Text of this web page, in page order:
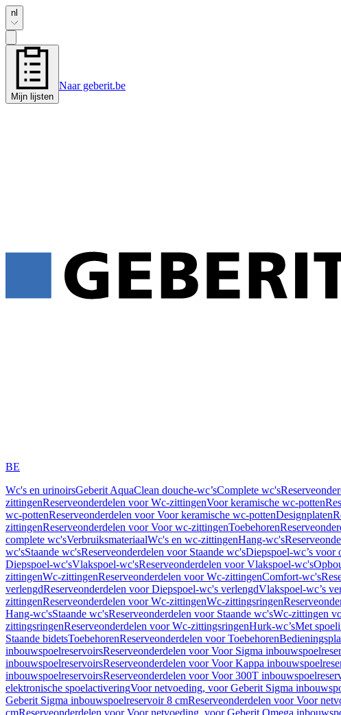
nl
Mijn lijsten
Naar geberit.be
BE
Wc's en urinoirsGeberit AquaClean douche-wc’sComplete wc's
zittingenReserveonderdelen voor Wc-zittingenVoor keramische wc-potten
wc-pottenReserveonderdelen voor Voor keramische wc-pottenDesignplaten
zittingenReserveonderdelen voor Voor wc-zittingenToebehoren
complete wc'sVerbruiksmateriaalWc's en wc-zittingenHang-wc's
wc'sStaande wc'sReserveonderdelen voor Staande wc'sDiepspoel-wc’s voor
Diepspoel-wc'sVlakspoel-wc'sReserveonderdelen voor Vlakspoel-wc's
zittingenWc-zittingenReserveonderdelen voor Wc-zittingenComfort-wc's
verlengdReserveonderdelen voor Diepspoel-wc's verlengdVlakspoel-wc’s
zittingenReserveonderdelen voor Wc-zittingenWc-zittingsringen
Hang-wc'sStaande wc'sReserveonderdelen voor Staande wc'sWc-zittingen
zittingsringenReserveonderdelen voor Wc-zittingsringenHurk-wc’sMet
Staande bidetsToebehorenReserveonderdelen voor Toebehoren
inbouwspoelreservoirsReserveonderdelen voor Voor Sigma
inbouwspoelreservoirsReserveonderdelen voor Voor Kappa
inbouwspoelreservoirsReserveonderdelen voor Voor 300T
elektronische spoelactiveringVoor netvoeding, voor Geberit Sigma
Geberit Sigma inbouwspoelreservoir 8 cmReserveonderdelen voor Voor
cmReserveonderdelen voor Voor netvoeding, voor Geberit Omega